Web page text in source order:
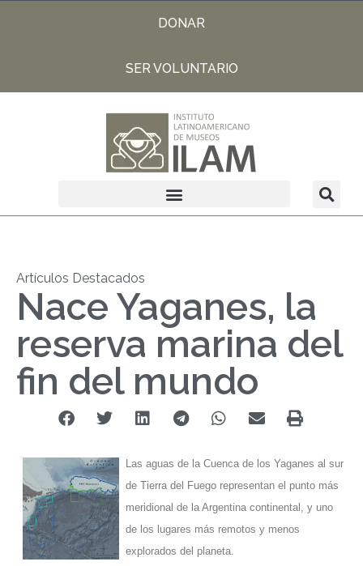
DONAR
SER VOLUNTARIO
Artículos Destacados
Nace Yaganes, la
reserva marina del
fin del mundo
Las aguas de la Cuenca de los Yaganes al sur
de Tierra del Fuego representan el punto más
meridional de la Argentina continental, y uno
de los lugares más remotos y menos
explorados del planeta.